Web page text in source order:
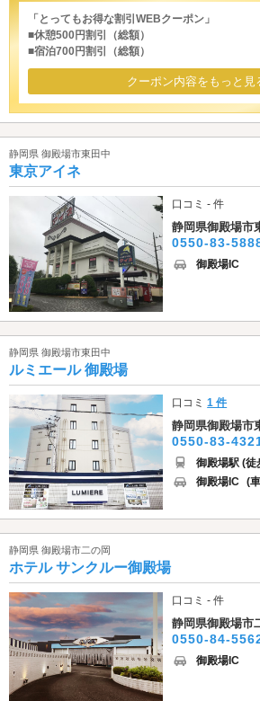
「とってもお得な割引WEBクーポン」
■休憩500円割引（総額）
■宿泊700円割引（総額）
クーポン内容をもっと見
静岡県 御殿場市東田中
東京アイネ
口コミ - 件
静岡県御殿場市
0550-83-
御殿場IC
静岡県 御殿場市東田中
ルミエール 御殿場
口コミ1 件
静岡県御殿場市
0550-83-
御殿場駅 (徒
御殿場IC (
静岡県 御殿場市二の岡
ホテル サンクルー御殿場
口コミ - 件
静岡県御殿場市
0550-84-
御殿場IC